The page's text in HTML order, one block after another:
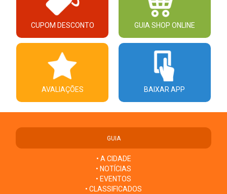
CUPOM DESCONTO GUIA SHOP ONLINE
AVALIAÇÕES BAIXAR APP
GUIA
• A CIDADE
• NOTÍCIAS
• EVENTOS
• CLASSIFICADOS